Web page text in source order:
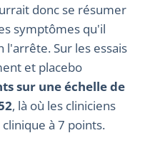
donc se résumer
symptômes qu'il
Sur les essais
et placebo
sur une échelle de
, là où les cliniciens
à 7 points.